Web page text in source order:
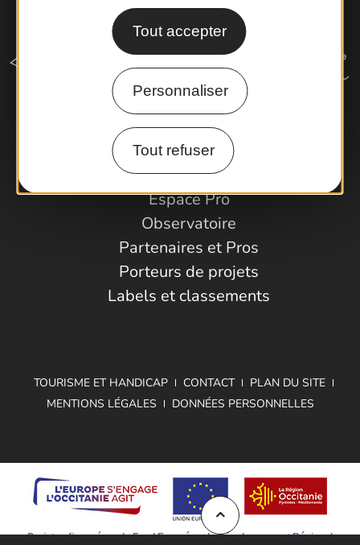
Tout accepter
Personnaliser
Tout refuser
Comment venir ?
Espace Pro
Observatoire
Partenaires et Pros
Porteurs de projets
Labels et classements
TOURISME ET HANDICAP CONTACT
PLAN DU SITE
MENTIONS LÉGALES
DONNÉES PERSONNELLES
Projet cofinancé par le Fond Européen de Développement Régional